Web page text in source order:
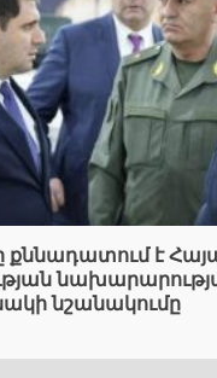
քննադատում է
նշանակումը